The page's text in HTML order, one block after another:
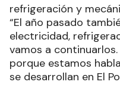
refrigeración y
“El año pasado
electricidad,
vamos a
porque estamos
se desarrollan en El